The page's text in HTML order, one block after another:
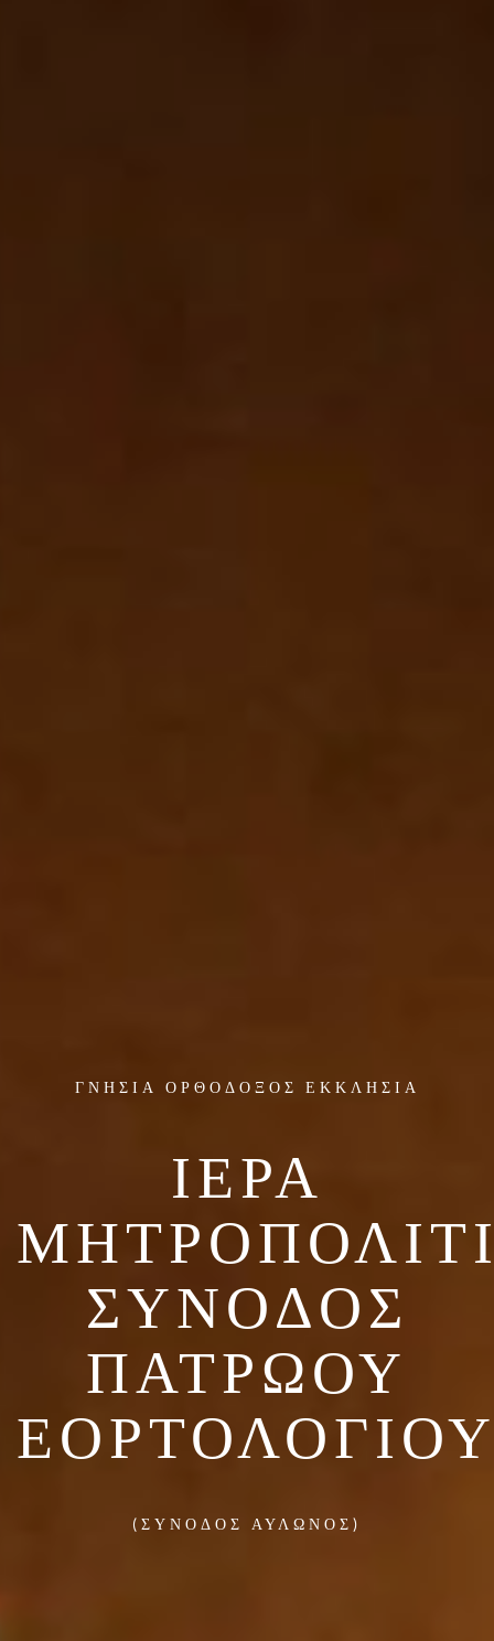
ΓΝΗΣΙΑ ΟΡΘΟΔΟΞΟΣ ΕΚΚΛΗΣΙΑ
ἹΕΡΆ
ΣΎΝΟΔΟΣ
ΠΑΤΡΏΟΥ
(ΣΎΝΟΔΟΣ ΑΥΛΩΝΟΣ)